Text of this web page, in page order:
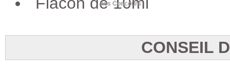
nos Concours
CONSEIL